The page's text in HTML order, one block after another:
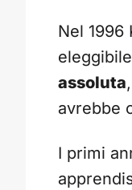
Nel
assoluta
avrebbe
I primi